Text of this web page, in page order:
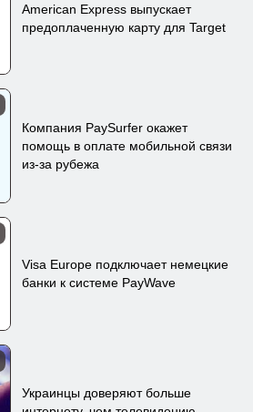
American Express выпускает
предоплаченную карту для Target
Компания PaySurfer окажет
помощь в оплате мобильной связи
из-за рубежа
Visa Europe подключает немецкие
банки к системе PayWave
Украинцы доверяют больше